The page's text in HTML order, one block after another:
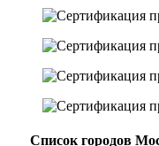
Список городов